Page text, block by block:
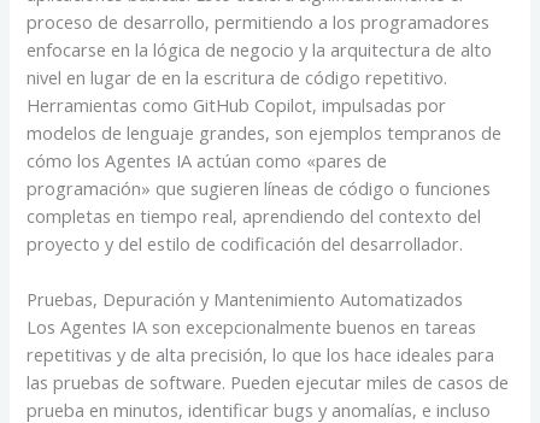
proceso de desarrollo, permitiendo a los programadores
enfocarse en la lógica de negocio y la arquitectura de alto
nivel en lugar de en la escritura de código repetitivo.
Herramientas como GitHub Copilot, impulsadas por
modelos de lenguaje grandes, son ejemplos tempranos de
cómo los Agentes IA actúan como «pares de
programación» que sugieren líneas de código o funciones
completas en tiempo real, aprendiendo del contexto del
proyecto y del estilo de codificación del desarrollador.
Pruebas, Depuración y Mantenimiento Automatizados
Los Agentes IA son excepcionalmente buenos en tareas
repetitivas y de alta precisión, lo que los hace ideales para
las pruebas de software. Pueden ejecutar miles de casos de
prueba en minutos, identificar bugs y anomalías, e incluso